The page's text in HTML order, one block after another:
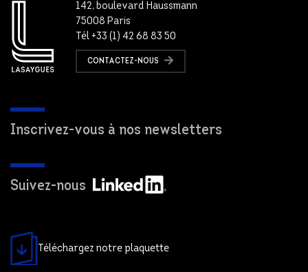
142, boulevard Haussmann
75008 Paris
Tél +33 (1) 42 68 83 50
CONTACTEZ-NOUS
Inscrivez-vous à nos newsletters
Suivez-nous
Téléchargez notre plaquette